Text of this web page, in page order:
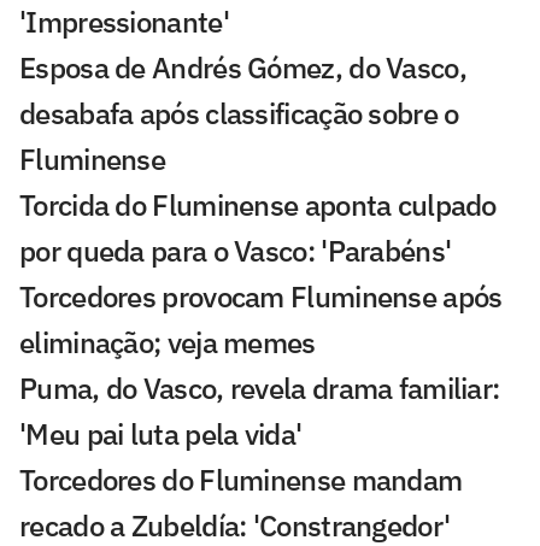
'Impressionante'
Esposa de Andrés Gómez, do Vasco,
desabafa após classificação sobre o
Fluminense
Torcida do Fluminense aponta culpado
por queda para o Vasco: 'Parabéns'
Torcedores provocam Fluminense após
eliminação; veja memes
Puma, do Vasco, revela drama familiar:
'Meu pai luta pela vida'
Torcedores do Fluminense mandam
recado a Zubeldía: 'Constrangedor'